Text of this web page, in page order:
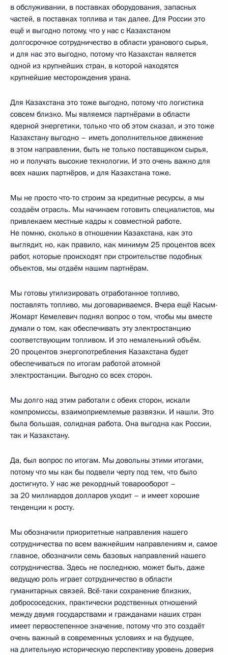
в обслуживании, в поставках оборудования, запасных
частей, в поставках топлива и так далее. Для России это
ещё и выгодно потому, что у нас с Казахстаном
долгосрочное сотрудничество в области уранового сырья,
и для нас это выгодно, потому что Казахстан является
одной из крупнейших стран, в которой находятся
крупнейшие месторождения урана.
Для Казахстана это тоже выгодно, потому что логистика
совсем близко. Мы являемся партнёрами в области
ядерной энергетики, только что об этом сказал, и это тоже
Казахстану выгодно – иметь дополнительное движение
в этом направлении, быть не только поставщиком сырья,
но и получать высокие технологии. И это очень важно для
всех наших партнёров, и для Казахстана тоже.
Мы не просто что-то строим за кредитные ресурсы, а мы
создаём отрасль. Мы начинаем готовить специалистов, мы
привлекаем местные кадры к совместной работе.
Не помню, сколько в отношении Казахстана, как это
выглядит, но, как правило, как минимум 25 процентов всех
работ, которые происходят при строительстве подобных
объектов, мы отдаём нашим партнёрам.
Мы готовы утилизировать отработанное топливо,
поставлять топливо, мы договариваемся. Вчера ещё Касым-
Жомарт Кемелевич поднял вопрос о том, чтобы мы вместе
думали о том, как обеспечивать эту электростанцию
соответствующим топливом. И это немаленький объём.
20 процентов энергопотребления Казахстана будет
обеспечиваться по итогам работой атомной
электростанции. Выгодно со всех сторон.
Мы долго над этим работали с обеих сторон, искали
компромиссы, взаимоприемлемые развязки. И нашли. Это
была большая, солидная работа. Она выгодна как России,
так и Казахстану.
Да, был вопрос по итогам. Мы довольны этими итогами,
потому что мы как бы подвели черту под тем, что было
достигнуто. У нас же рекордный товарооборот –
за 20 миллиардов долларов уходит – и имеет хорошие
тенденции к росту.
Мы обозначили приоритетные направления нашего
сотрудничества по всем важнейшим направлениям и, самое
главное, обозначили семь базовых направлений нашего
сотрудничества. Здесь не последнюю, может быть, даже
ведущую роль играет сотрудничество в области
гуманитарных связей. Всё-таки сохранение близких,
добрососедских, практически родственных отношений
между двумя государствами и гражданами наших стран
имеет первостепенное значение, потому что это создаёт
очень важный в современных условиях и на будущее,
на длительную историческую перспективу уровень доверия